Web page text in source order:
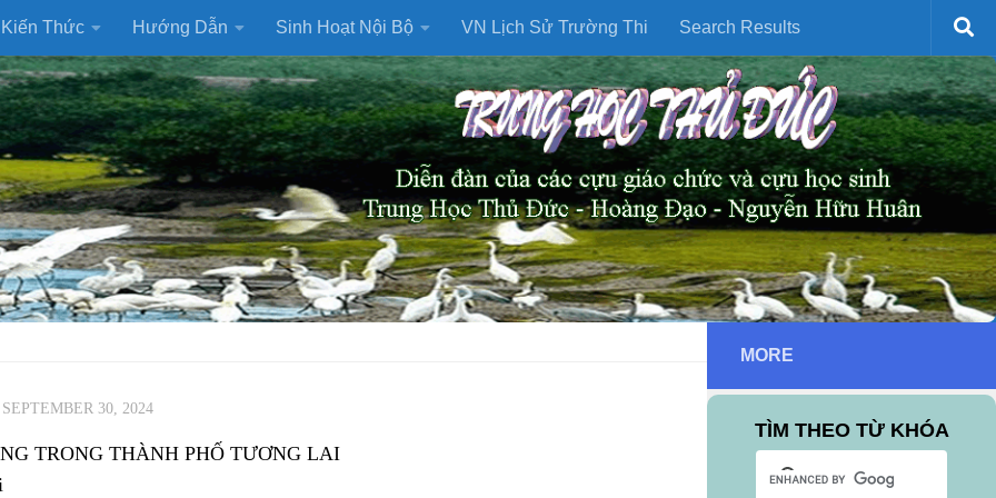
Kiến Thức Hướng Dẫn Sinh Hoạt Nội Bộ VN Lịch Sử Trường Thi Search Results
SEPTEMBER 30, 2024
TRONG THÀNH PHỐ TƯƠNG LAI
MORE
TÌM THEO TỪ KHÓA